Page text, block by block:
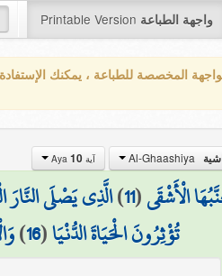
Printable Version واجهة الطباعة
المخصصة للطباعة ، يمكنك
آية Aya 10
الْأَشْقَى(
11
)الَّذِي يَصْلَى
تُؤْثِرُونَ الْحَيَاةَ الدُّنْيَا(
16
)